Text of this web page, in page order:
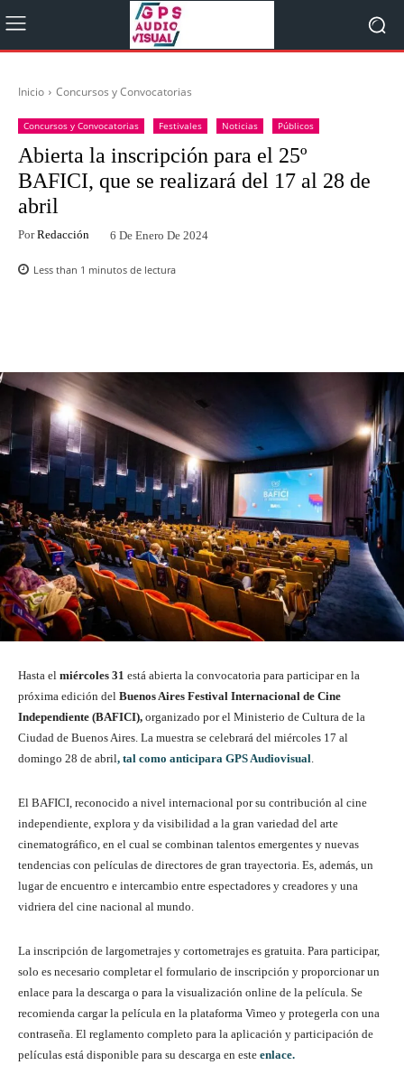
Inicio Concursos y Convocatorias
Concursos y Convocatorias Festivales Noticias Públicos
Abierta la inscripción para el 25º
BAFICI, que se realizará del 17 al 28 de
abril
Por Redacción 6 De Enero De 2024
Less than 1 minutos de lectura
Hasta el miércoles 31 está abierta la convocatoria para participar en la
próxima edición del Buenos Aires Festival Internacional de Cine
Independiente (BAFICI), organizado por el Ministerio de Cultura de la
Ciudad de Buenos Aires. La muestra se celebrará del miércoles 17 al
domingo 28 de abril, tal como anticipara GPS Audiovisual.
El BAFICI, reconocido a nivel internacional por su contribución al cine
independiente, explora y da visibilidad a la gran variedad del arte
cinematográfico, en el cual se combinan talentos emergentes y nuevas
tendencias con películas de directores de gran trayectoria. Es, además, un
lugar de encuentro e intercambio entre espectadores y creadores y una
vidriera del cine nacional al mundo.
La inscripción de largometrajes y cortometrajes es gratuita. Para participar,
solo es necesario completar el formulario de inscripción y proporcionar un
enlace para la descarga o para la visualización online de la película. Se
recomienda cargar la película en la plataforma Vimeo y protegerla con una
contraseña. El reglamento completo para la aplicación y participación de
películas está disponible para su descarga en este enlace.